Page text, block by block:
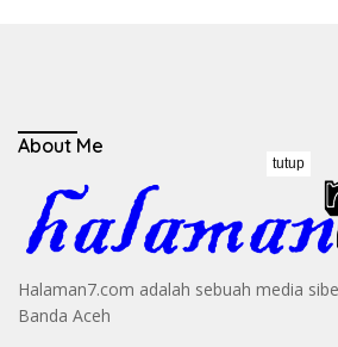
About Me
Halaman7.com adalah sebuah media
Banda Aceh
tutup